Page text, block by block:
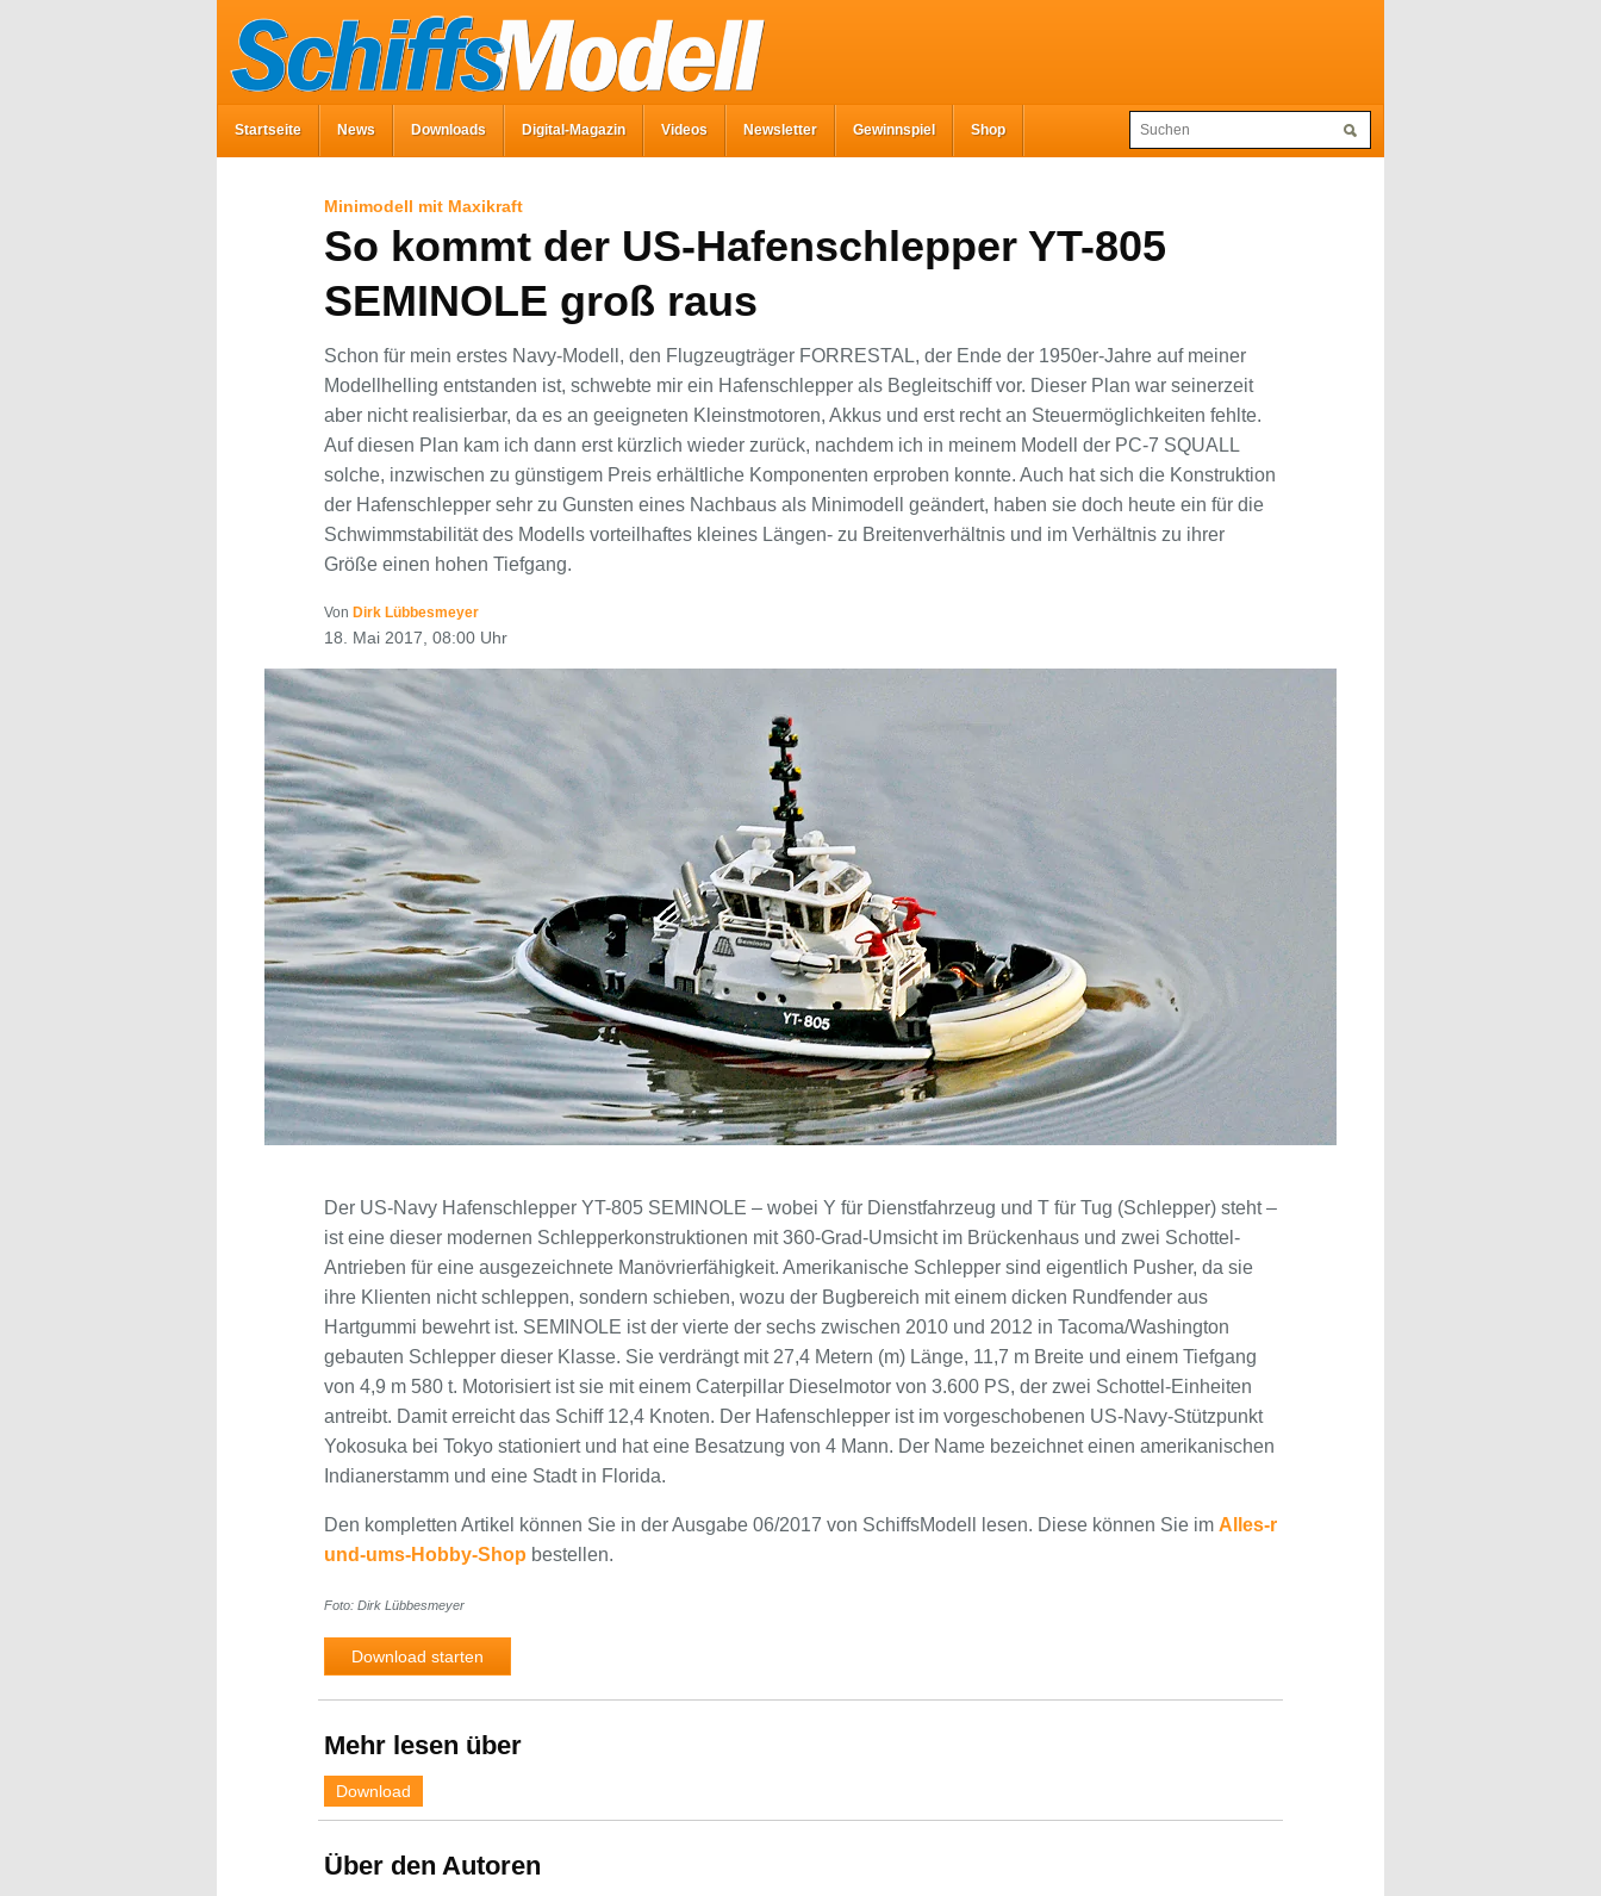
Startseite News Downloads Digital-Magazin Videos Newsletter Gewinnspiel Shop
Minimodell mit Maxikraft
So kommt der US-Hafenschlepper YT-805
SEMINOLE groß raus
Schon für mein erstes Navy-Modell, den Flugzeugträger FORRESTAL, der Ende der 1950er-Jahre auf meiner
Modellhelling entstanden ist, schwebte mir ein Hafenschlepper als Begleitschiff vor. Dieser Plan war seinerzeit
aber nicht realisierbar, da es an geeigneten Kleinstmotoren, Akkus und erst recht an Steuermöglichkeiten fehlte.
Auf diesen Plan kam ich dann erst kürzlich wieder zurück, nachdem ich in meinem Modell der PC-7 SQUALL
solche, inzwischen zu günstigem Preis erhältliche Komponenten erproben konnte. Auch hat sich die Konstruktion
der Hafenschlepper sehr zu Gunsten eines Nachbaus als Minimodell geändert, haben sie doch heute ein für die
Schwimmstabilität des Modells vorteilhaftes kleines Längen- zu Breitenverhältnis und im Verhältnis zu ihrer
Größe einen hohen Tiefgang.
Von Dirk Lübbesmeyer
18. Mai 2017, 08:00 Uhr
Der US-Navy Hafenschlepper YT-805 SEMINOLE – wobei Y für Dienstfahrzeug und T für Tug (Schlepper) steht –
ist eine dieser modernen Schlepperkonstruktionen mit 360-Grad-Umsicht im Brückenhaus und zwei Schottel-
Antrieben für eine ausgezeichnete Manövrierfähigkeit. Amerikanische Schlepper sind eigentlich Pusher, da sie
ihre Klienten nicht schleppen, sondern schieben, wozu der Bugbereich mit ­einem dicken Rundfender aus
Hartgummi bewehrt ist. SEMINOLE ist der vierte der sechs zwischen 2010 und 2012 in Tacoma/Washington
gebauten Schlepper dieser Klasse. Sie verdrängt mit 27,4 Metern (m) Länge, 11,7 m Breite und einem Tiefgang
von 4,9 m 580 t. Motorisiert ist sie mit einem Caterpillar Dieselmotor von 3.600 PS, der zwei Schottel-Einheiten
antreibt. Damit erreicht das Schiff 12,4 Knoten. Der Hafenschlepper ist im vorgeschobenen US-Navy-Stützpunkt
Yokosuka bei Tokyo stationiert und hat eine Besatzung von 4 Mann. Der Name bezeichnet einen amerikanischen
Indianerstamm und eine Stadt in Florida.
Den kompletten Artikel können Sie in der Ausgabe 06/2017 von SchiffsModell lesen. Diese können Sie im Alles-r
und-ums-Hobby-Shop bestellen.
Foto: Dirk Lübbesmeyer
Download starten
Mehr lesen über
Download
Über den Autoren